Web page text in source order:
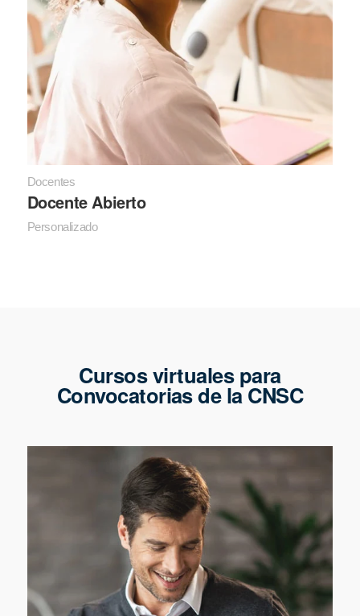
Docentes
Docente Abierto
Personalizado
Cursos virtuales para
Convocatorias de la CNSC